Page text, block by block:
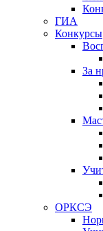
ГИА
Конкурсы
За
ОРКСЭ